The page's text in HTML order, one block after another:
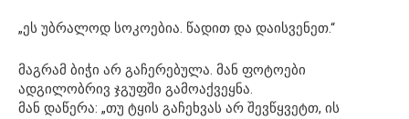
„ეს უბრალოდ სოკოებია. წადით და დაისვენეთ.“
მაგრამ ბიჭი არ გაჩერებულა. მან ფოტოები
ადგილობრივ ჯგუფში გამოაქვეყნა.
მან დაწერა: „თუ ტყის გაჩეხვას არ შევწყვეტთ, ის